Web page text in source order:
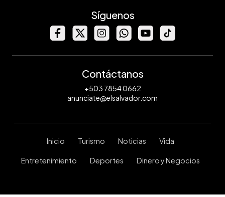
Síguenos
Contáctanos
+503 7854 0662
anunciate@elsalvador.com
Inicio Turismo Noticias Vida
Entretenimiento Deportes Dinero y Negocios